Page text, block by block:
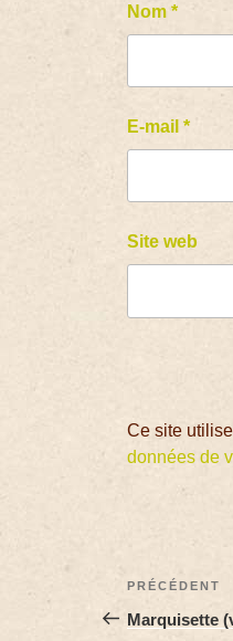
Nom*
E-mail*
Site web
Ce site
données de
PRÉCÉDENT
Marquisette